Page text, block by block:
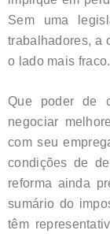
Sem uma
trabalhadores, a
o lado mais fraco.
Que poder de
negociar
com seu
condições de
reforma ainda
sumário do
têm